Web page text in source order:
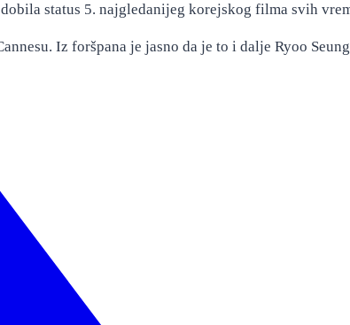
status 5. najgledanijeg korejskog filma svih
Iz foršpana je jasno da je to i dalje Ryoo